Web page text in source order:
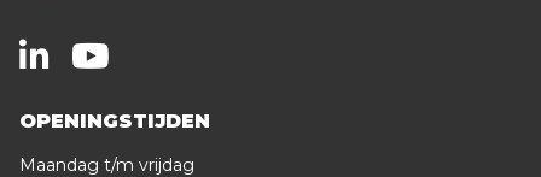
OPENINGSTIJDEN
Maandag t/m vrijdag